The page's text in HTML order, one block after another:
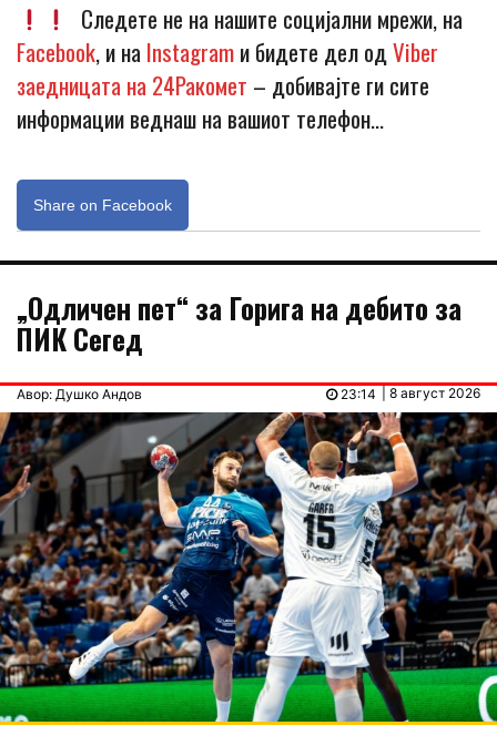
Следете не на нашите социјални мрежи, на
Facebook, и наInstagramи бидете дел одViber
заедницата на 24Ракомет – добивајте ги сите
информации веднаш на вашиот телефон…
Share on Facebook
„Одличен пет“ за Горига на дебито за
ПИК Сегед
Авор: Душко Андов | 8 август 2026
23:14